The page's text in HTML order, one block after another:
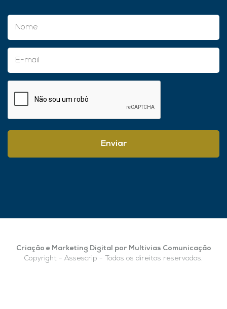
Enviar
Criação e Marketing Digital por Multivias Comunicação
Copyright - Assescrip - Todos os direitos reservados.